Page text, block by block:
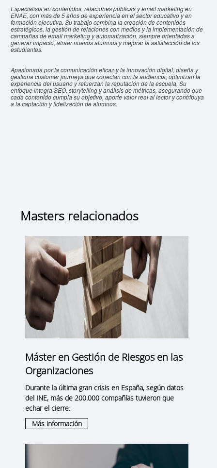
Especialista en contenidos, relaciones públicas y email marketing en
ENAE, con más de 5 años de experiencia en el sector educativo y en
formación ejecutiva. Su trabajo combina la creación de contenidos
estratégicos, la gestión de relaciones con medios y la implementación de
campañas de email marketing y automatización, siempre orientadas a
generar impacto, atraer nuevos alumnos y mejorar la satisfacción de los
estudiantes.
Apasionada por la comunicación eficaz y la innovación digital, diseña y
gestiona customer journeys que conectan con la audiencia, optimizan la
experiencia del usuario y refuerzan la reputación de la escuela. Su
enfoque integra SEO, storytelling y análisis de métricas, asegurando que
cada contenido cumpla su objetivo, aporte valor real al lector y contribuya
a la captación y fidelización de alumnos.
Masters relacionados
Máster en Gestión de Riesgos en las
Organizaciones
Durante la última gran crisis en España, según datos
del INE, más de 200.000 compañías tuvieron que
echar el cierre.
Más información